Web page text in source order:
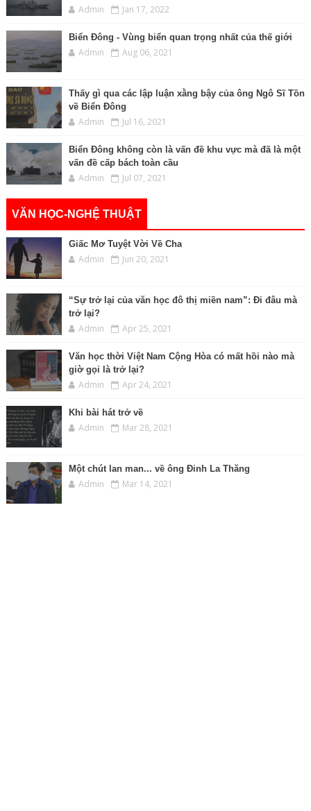
Admin Jan 17, 2022
Biển Đông - Vùng biển quan trọng nhất của thế giới
Admin Aug 06, 2021
Thấy gì qua các lập luận xằng bậy của ông Ngô Sĩ Tồn
về Biển Đông
Admin Jul 16, 2021
Biển Đông không còn là vấn đề khu vực mà đã là một
vấn đề cấp bách toàn cầu
Admin Jul 07, 2021
VĂN HỌC-NGHỆ THUẬT
Giấc Mơ Tuyệt Vời Về Cha
Admin Jun 20, 2021
“Sự trở lại của văn học đô thị miền nam”: Đi đâu mà
trở lại?
Admin Apr 25, 2021
Văn học thời Việt Nam Cộng Hòa có mất hồi nào mà
giờ gọi là trở lại?
Admin Apr 24, 2021
Khi bài hát trở về
Admin Mar 28, 2021
Một chút lan man... về ông Đinh La Thăng
Admin Mar 14, 2021